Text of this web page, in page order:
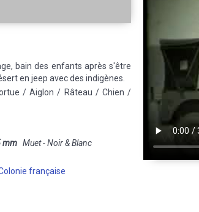
bain des enfants après s'être
en jeep avec des indigènes.
/ Aiglon / Râteau / Chien /
mm Muet - Noir & Blanc
française